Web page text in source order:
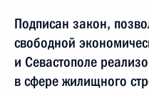
Подписан закон,
свободной
и Севастополе
в сфере жилищного